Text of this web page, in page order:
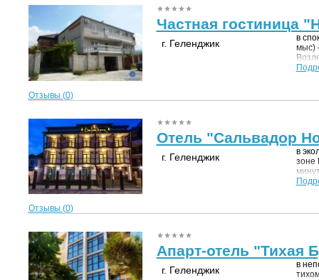
Отзывы (0)
Частная гостиница
г. Геленджик
в
мыс)
Отзывы (0)
Отель "Сальвадор
г. Геленджик
в
зоне
Апарт-отель "Тихая
г. Геленджик
в